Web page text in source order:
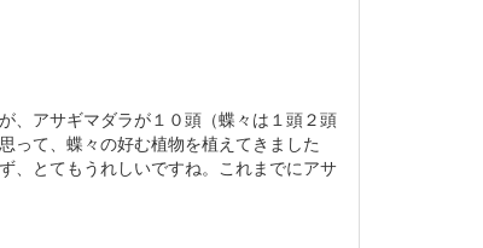
、アサギマダラが１０頭（蝶々は１頭２頭
って、蝶々の好む植物を植えてきました
、とてもうれしいですね。これまでにアサ